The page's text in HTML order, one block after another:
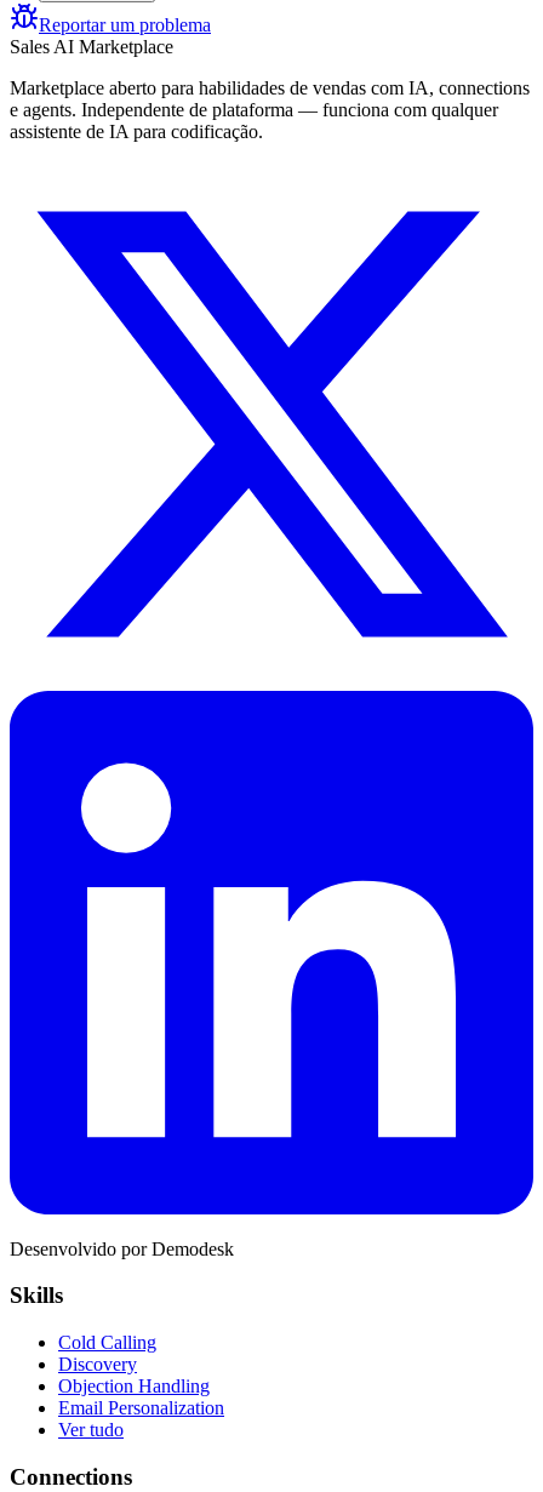
Reportar um problema
Sales AI Marketplace
Marketplace aberto para habilidades de vendas com IA, connections
e agents. Independente de plataforma — funciona com qualquer
assistente de IA para codificação.
Desenvolvido por Demodesk
Skills
Cold Calling
Discovery
Objection Handling
Email Personalization
Ver tudo
Connections